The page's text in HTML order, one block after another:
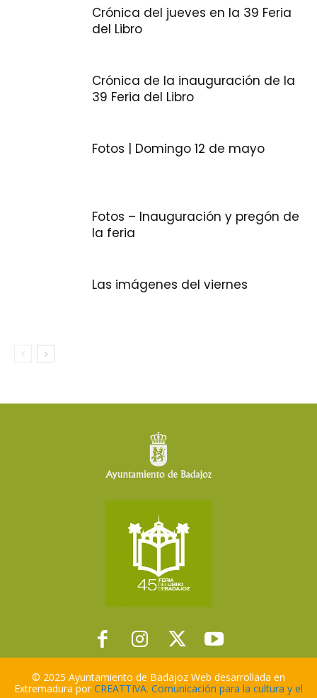
Crónica del jueves en la 39 Feria
del Libro
Crónica de la inauguración de la
39 Feria del Libro
Fotos | Domingo 12 de mayo
Fotos – Inauguración y pregón de
la feria
Las imágenes del viernes
© 2025 Ayuntamiento de Badajoz Web desarrollada en
Extremadura porCREATTIVA. Comunicación para la cultura y el